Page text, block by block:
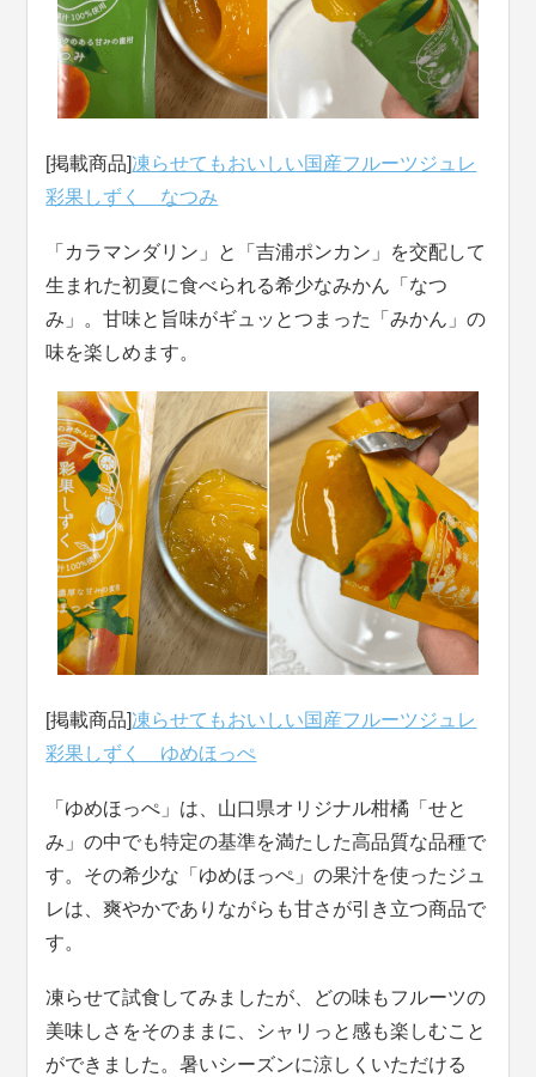
[掲載商品]凍らせてもおいしい国産フルーツジュレ
彩果しずく なつみ
「カラマンダリン」と「吉浦ポンカン」を交配して
生まれた初夏に食べられる希少なみかん「なつ
み」。甘味と旨味がギュッとつまった「みかん」の
味を楽しめます。
[掲載商品]凍らせてもおいしい国産フルーツジュレ
彩果しずく ゆめほっぺ
「ゆめほっぺ」は、山口県オリジナル柑橘「せと
み」の中でも特定の基準を満たした高品質な品種で
す。その希少な「ゆめほっぺ」の果汁を使ったジュ
レは、爽やかでありながらも甘さが引き立つ商品で
す。
凍らせて試食してみましたが、どの味もフルーツの
美味しさをそのままに、シャリっと感も楽しむこと
ができました。暑いシーズンに涼しくいただける